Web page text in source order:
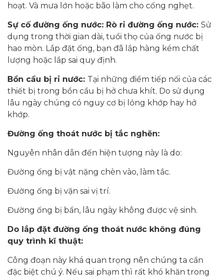
hoạt. Và mưa lớn hoặc bão làm cho cống nghẹt.
Sự cố đường ống nước: Rò rỉ đường ống nước: Sử
dụng trong thời gian dài, tuổi thọ của ống nước bị
hao mòn. Lắp đặt ống, bạn đã lắp hàng kém chất
lượng hoặc lắp sai quy định.
Bồn cầu bị rỉ nước: Tại những điểm tiếp nối của các
thiết bị trong bồn cầu bị hở chưa khít. Do sử dụng
lâu ngày chúng có nguy cơ bị lỏng khớp hay hở
khớp.
Đường ống thoát nước bị tắc nghẽn:
Nguyên nhân dẫn đến hiện tượng này là do:
Đường ống bị vật nặng chèn vào, làm tắc.
Đường ống bị vặn sai vị trí.
Đường ống bị bẩn, lâu ngày không được vệ sinh.
Do lắp đặt đường ống thoát nước không đúng
quy trình kĩ thuật:
Công đoạn này khá quan trọng nên chúng ta cần
đặc biệt chú ý. Nếu sai phạm thì rất khó khăn trong